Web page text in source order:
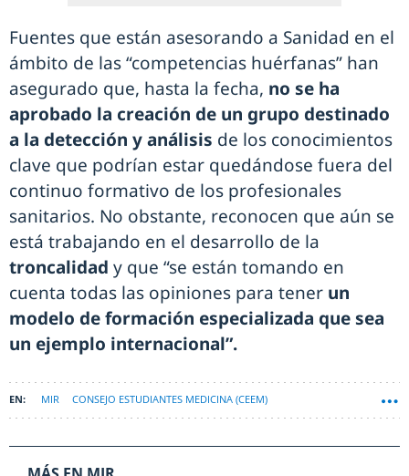
Fuentes que están asesorando a Sanidad en el
ámbito de las “competencias huérfanas” han
asegurado que, hasta la fecha, no se ha
aprobado la creación de un grupo destinado
a la detección y análisis de los conocimientos
clave que podrían estar quedándose fuera del
continuo formativo de los profesionales
sanitarios. No obstante, reconocen que aún se
está trabajando en el desarrollo de la
troncalidad y que “se están tomando en
cuenta todas las opiniones para tener un
modelo de formación especializada que sea
un ejemplo internacional”.
MIR CONSEJO ESTUDIANTES MEDICINA (CEEM)